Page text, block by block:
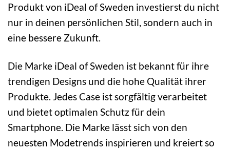
Produkt von iDeal of Sweden investierst du nicht
nur in deinen persönlichen Stil, sondern auch in
eine bessere Zukunft.
Die Marke iDeal of Sweden ist bekannt für ihre
trendigen Designs und die hohe Qualität ihrer
Produkte. Jedes Case ist sorgfältig verarbeitet
und bietet optimalen Schutz für dein
Smartphone. Die Marke lässt sich von den
neuesten Modetrends inspirieren und kreiert so